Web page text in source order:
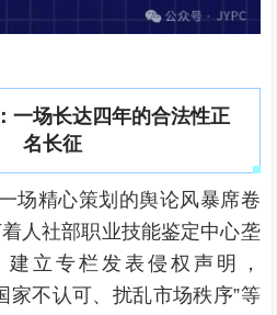
一场长达四年的合法性正
名长征
场精心策划的舆论风暴席卷
人社部职业技能鉴定中心垄
立专栏发表侵权声明，
家不认可、扰乱市场秩序”等